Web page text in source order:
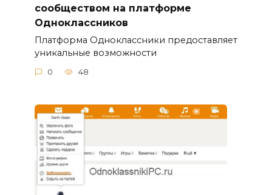
сообществом на платформе
Одноклассников
Платформа Одноклассники предоставляет
уникальные возможности
0 48